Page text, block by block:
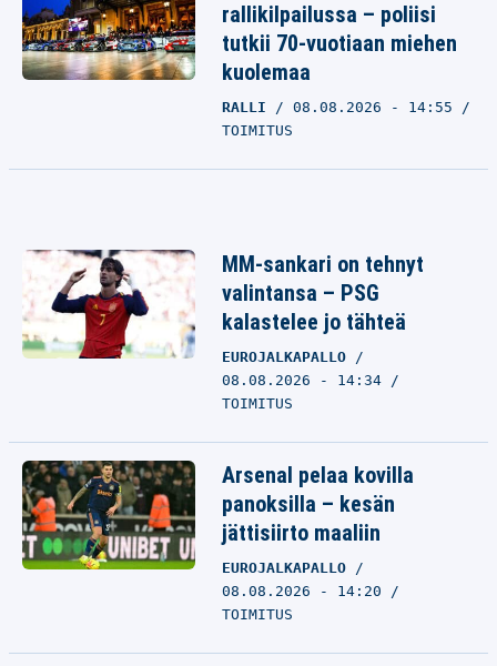
rallikilpailussa – poliisi
tutkii 70-vuotiaan miehen
kuolemaa
RALLI
08.08.2026 - 14:55
TOIMITUS
MM-sankari on tehnyt
valintansa – PSG
kalastelee jo tähteä
EUROJALKAPALLO
08.08.2026 - 14:34
TOIMITUS
Arsenal pelaa kovilla
panoksilla – kesän
jättisiirto maaliin
EUROJALKAPALLO
08.08.2026 - 14:20
TOIMITUS